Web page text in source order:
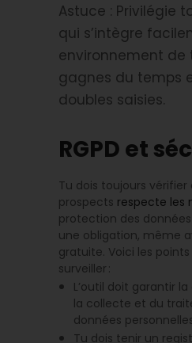
Astuce : Privilégie
qui s’intègre
environnement de
gagnes du temps
doubles saisies.
RGPD et
Tu dois toujours vérifier
prospects respecte les
protection des
une obligation, même
gratuite. Voici les
surveiller :
L’outil doit garantir
la collecte et du
données
Tu dois tenir un